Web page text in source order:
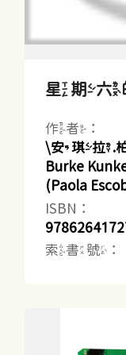
星期
作者：
\安琪拉.
Burke
(Paola
ISBN：
索書號：